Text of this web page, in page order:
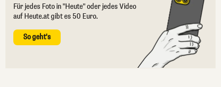
Für jedes Foto in "Heute" oder jedes Video
auf Heute.at gibt es 50 Euro.
So geht's